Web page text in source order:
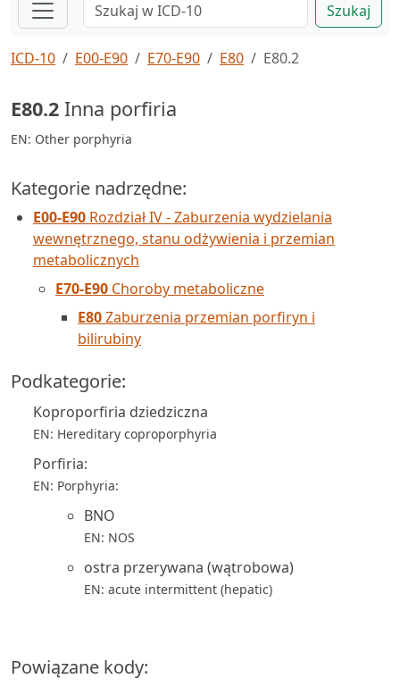
Szukaj
ICD-10 E00-E90 E70-E90 E80 E80.2
E80.2 Inna porfiria
EN: Other porphyria
Kategorie nadrzędne:
E00-E90 Rozdział IV - Zaburzenia wydzielania
wewnętrznego, stanu odżywienia i przemian
metabolicznych
E70-E90 Choroby metaboliczne
E80Zaburzenia przemian porfiryn i
bilirubiny
Podkategorie:
Koproporfiria dziedziczna
EN: Hereditary coproporphyria
Porfiria:
EN: Porphyria:
BNO
EN: NOS
ostra przerywana (wątrobowa)
EN: acute intermittent (hepatic)
Powiązane kody: